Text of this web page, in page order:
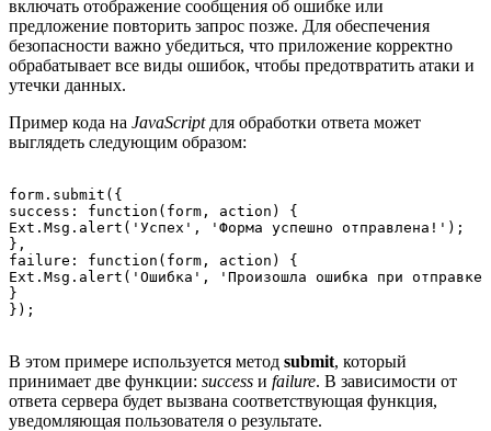
включать отображение сообщения об ошибке или
предложение повторить запрос позже. Для обеспечения
безопасности важно убедиться, что приложение корректно
обрабатывает все виды ошибок, чтобы предотвратить атаки и
утечки данных.
Пример кода на JavaScriptдля обработки ответа может
выглядеть следующим образом:
form.submit({
success: function(form, action) {
Ext.Msg.alert('Успех', 'Форма успешно отправлена!');
},
failure: function(form, action) {
Ext.Msg.alert('Ошибка', 'Произошла ошибка при
}
В этом примере используется метод submit, который
принимает две функции: success и failure. В зависимости от
ответа сервера будет вызвана соответствующая функция,
уведомляющая пользователя о результате.